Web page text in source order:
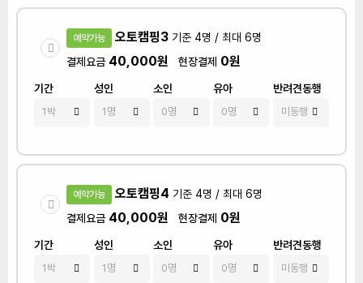
예약가능 오토캠핑3 기준 4명 / 최대 6명
결제요금 40,000원 현장결제 0원
기간 성인 소인 유아 반려견동행
예약가능 오토캠핑4 기준 4명 / 최대 6명
결제요금 40,000원 현장결제 0원
기간 성인 소인 유아 반려견동행